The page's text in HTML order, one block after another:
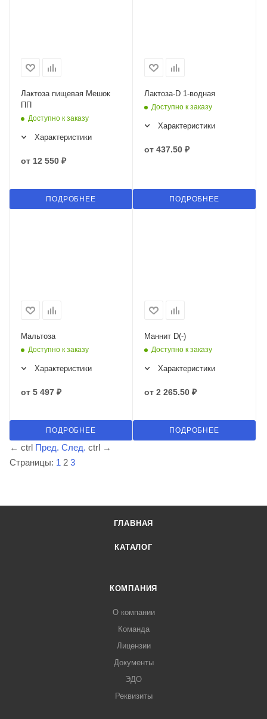
Лактоза пищевая Мешок
ПП
Доступно к заказу
Характеристики
от 12 550 ₽
ПОДРОБНЕЕ
Лактоза-D 1-водная
Доступно к заказу
Характеристики
от 437.50 ₽
ПОДРОБНЕЕ
Мальтоза
Доступно к заказу
Характеристики
от 5 497 ₽
ПОДРОБНЕЕ
Маннит D(-)
Доступно к заказу
Характеристики
от 2 265.50 ₽
ПОДРОБНЕЕ
← ctrl Пред. След. ctrl →
Страницы: 1 2 3
ГЛАВНАЯ
КАТАЛОГ
КОМПАНИЯ
О компании
Команда
Лицензии
Документы
ЭДО
Реквизиты